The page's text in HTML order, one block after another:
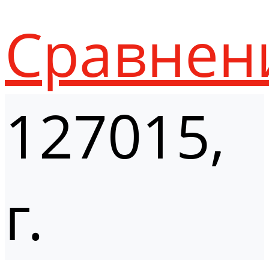
127015,
г.